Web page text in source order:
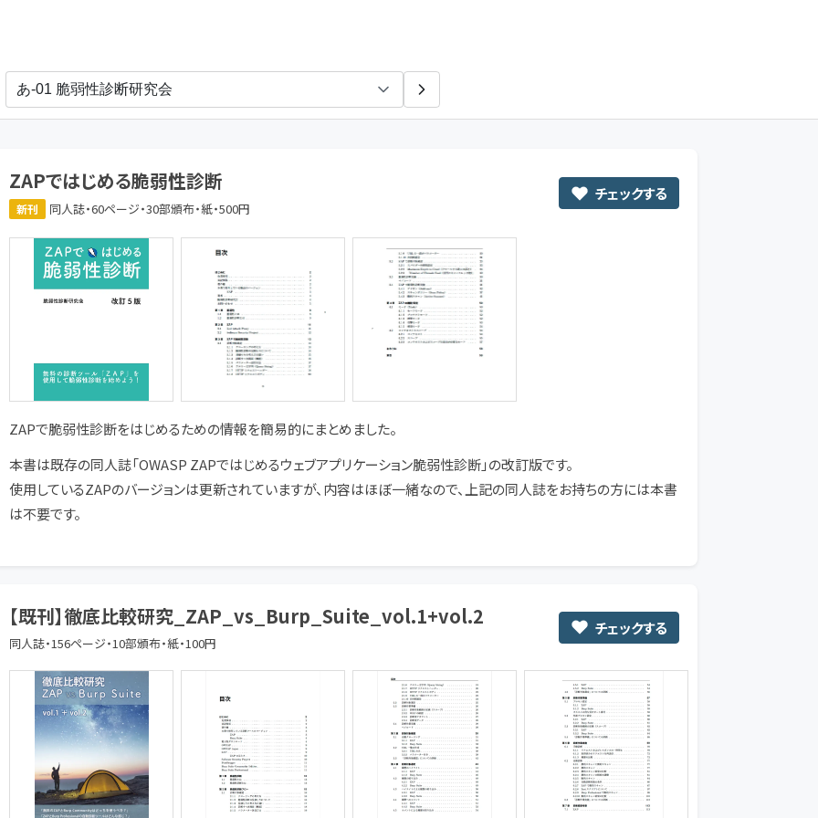
circle is none のみぞーん
ZAPではじめる脆弱性診断
新刊 同人誌・60ページ・30部頒布・紙・500円
チェックする
ZAPで脆弱性診断をはじめるための情報を簡易的にまとめました。
本書は既存の同人誌「OWASP ZAPではじめるウェブアプリケーション脆弱性診断」の改訂版です。
使用しているZAPのバージョンは更新されていますが、内容はほぼ一緒なので、上記の同人誌をお持ちの方には本書
は不要です。
【既刊】徹底比較研究_ZAP_vs_Burp_Suite_vol.1+vol.2
同人誌・156ページ・10部頒布・紙・100円
チェックする